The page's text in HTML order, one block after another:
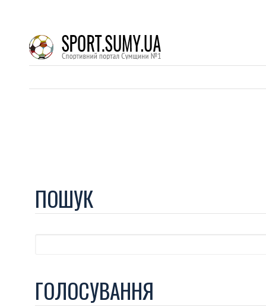
ПОШУК
ГОЛОСУВАННЯ